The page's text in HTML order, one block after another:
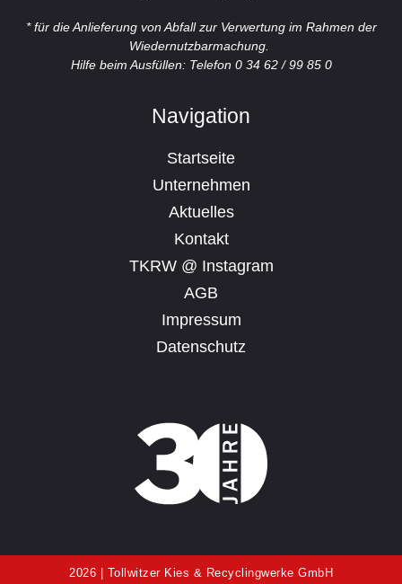
* für die Anlieferung von Abfall zur Verwertung im Rahmen der
Wiedernutzbarmachung.
Hilfe beim Ausfüllen: Telefon 0 34 62 / 99 85 0
Navigation
Startseite
Unternehmen
Aktuelles
Kontakt
TKRW @ Instagram
AGB
Impressum
Datenschutz
2026 | Tollwitzer Kies & Recyclingwerke GmbH